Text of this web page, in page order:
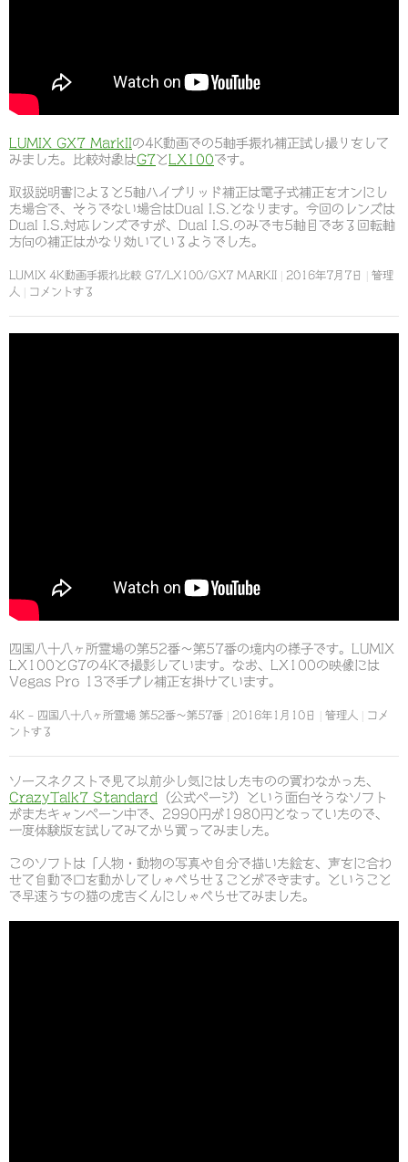
LUMIX GX7 MarkIIの4K動画での5軸手振れ補正試し撮りをして
みました。比較対象はG7とLX100です。
取扱説明書によると5軸ハイブリッド補正は電子式補正をオンにし
た場合で、そうでない場合はDual I.S.となります。今回のレンズは
Dual I.S.対応レンズですが、Dual I.S.のみでも5軸目である回転軸
方向の補正はかなり効いているようでした。
LUMIX 4K動画手振れ比較 G7/LX100/GX7 MARKII 2016年7月7日
管理
人
コメントする
四国八十八ヶ所霊場の第52番～第57番の境内の様子です。LUMIX
LX100とG7の4Kで撮影しています。なお、LX100の映像には
Vegas Pro 13で手ブレ補正を掛けています。
4K – 四国八十八ヶ所霊場 第52番～第57番 2016年1月10日 管理人
コメ
ントする
ソースネクストで見て以前少し気にはしたものの買わなかった、
CrazyTalk7 Standard （公式ページ）という面白そうなソフト
がまたキャンペーン中で、2990円が1980円となっていたので、
一度体験版を試してみてから買ってみました。
このソフトは「人物・動物の写真や自分で描いた絵を、声をに合わ
せて自動で口を動かしてしゃべらせることができます。ということ
で早速うちの猫の虎吉くんにしゃべらせてみました。